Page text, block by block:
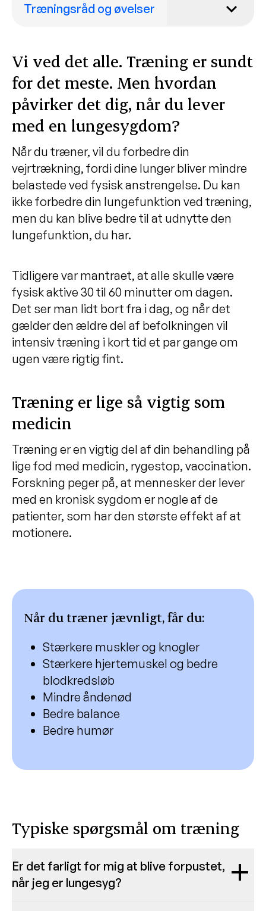
Træningsråd og øvelser
lungefunktion?
Onlinetræning virker
Mikrovaner styrker din træning
Intensiv træning dæmper symptomer
Træn din opmærksomhed
Træningsøvelser
Udendørstræning på video
Vejrtrækningsøvelser
Bækkenbundsøvelser
Vi ved det alle. Træning er sundt
for det meste. Men hvordan
påvirker det dig, når du lever
med en lungesygdom?
Når du træner, vil du forbedre din
vejrtrækning, fordi dine lunger bliver mindre
belastede ved fysisk anstrengelse. Du kan
ikke forbedre din lungefunktion ved træning,
men du kan blive bedre til at udnytte den
lungefunktion, du har.
Tidligere var mantraet, at alle skulle være
fysisk aktive 30 til 60 minutter om dagen.
Det ser man lidt bort fra i dag, og når det
gælder den ældre del af befolkningen vil
intensiv træning i kort tid et par gange om
ugen være rigtig fint.
Træning er lige så vigtig som
medicin
Træning er en vigtig del af din behandling på
lige fod med medicin, rygestop, vaccination.
Forskning peger på, at mennesker der lever
med en kronisk sygdom er nogle af de
patienter, som har den største effekt af at
motionere.
Når du træner jævnligt, får du:
Stærkere muskler og knogler
Stærkere hjertemuskel og bedre
blodkredsløb
Mindre åndenød
Bedre balance
Bedre humør
Typiske spørgsmål om træning
Er det farligt for mig at blive forpustet,
når jeg er lungesyg?
remove
remove